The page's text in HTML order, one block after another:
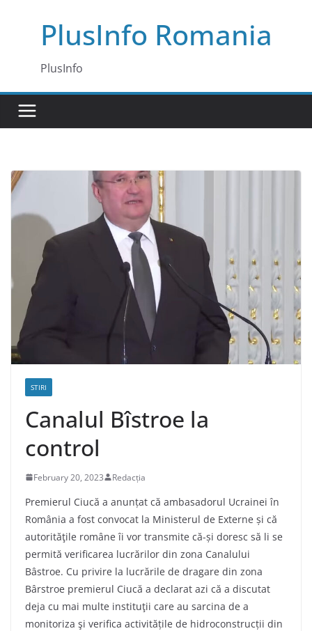
PlusInfo Romania
PlusInfo
STIRI
Canalul Bîstroe la
control
February 20, 2023 Redacția
Premierul Ciucă a anunțat că ambasadorul Ucrainei în
România a fost convocat la Ministerul de Externe și că
autorităţile române îi vor transmite că-și doresc să li se
permită verificarea lucrărilor din zona Canalului
Bâstroe. Cu privire la lucrările de dragare din zona
Bârstroe premierul Ciucă a declarat azi că a discutat
deja cu mai multe instituţii care au sarcina de a
monitoriza şi verifica activitățile de hidroconstrucții din